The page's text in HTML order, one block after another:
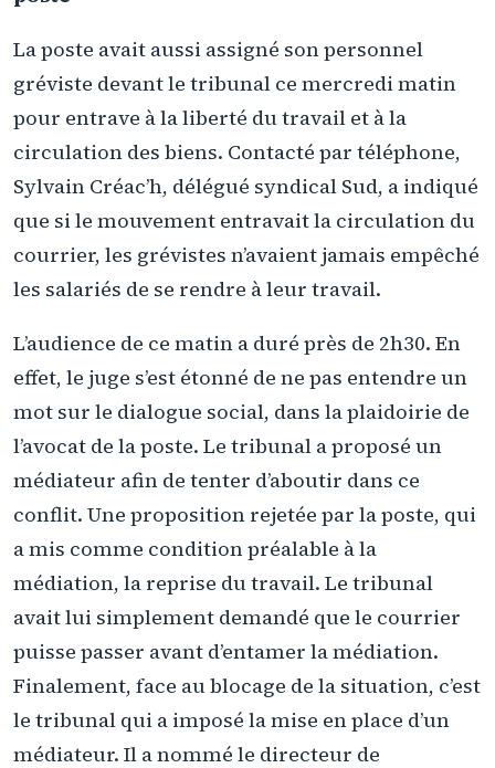
La poste avait aussi assigné son personnel
gréviste devant le tribunal ce mercredi matin
pour entrave à la liberté du travail et à la
circulation des biens. Contacté par téléphone,
Sylvain Créac’h, délégué syndical Sud, a indiqué
que si le mouvement entravait la circulation du
courrier, les grévistes n’avaient jamais empêché
les salariés de se rendre à leur travail.
L’audience de ce matin a duré près de 2h30. En
effet, le juge s’est étonné de ne pas entendre un
mot sur le dialogue social, dans la plaidoirie de
l’avocat de la poste. Le tribunal a proposé un
médiateur afin de tenter d’aboutir dans ce
conflit. Une proposition rejetée par la poste, qui
a mis comme condition préalable à la
médiation, la reprise du travail. Le tribunal
avait lui simplement demandé que le courrier
puisse passer avant d’entamer la médiation.
Finalement, face au blocage de la situation, c’est
le tribunal qui a imposé la mise en place d’un
médiateur. Il a nommé le directeur de